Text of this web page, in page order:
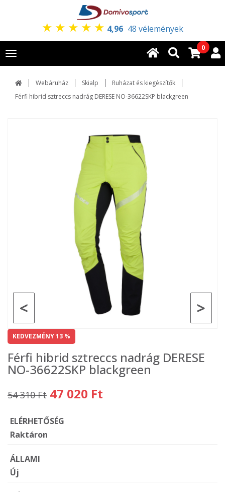
★ ★ ★ ★ ★ 4,96 48 vélemények
Toggle
navigation
0
Webáruház Skialp
Ruházat és kiegészítők
Férfi hibrid sztreccs nadrág DERESE NO-36622SKP blackgreen
>
<
KEDVEZMÉNY 13 %
Férfi hibrid sztreccs nadrág DERESE
NO-36622SKP blackgreen
54 310 Ft 47 020 Ft
ELÉRHETŐSÉG
Raktáron
ÁLLAMI
Új